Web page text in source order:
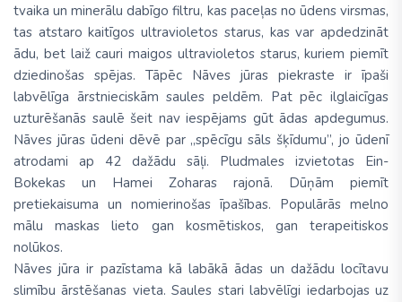
tvaika un minerālu dabīgo filtru, kas paceļas no ūdens virsmas,
tas atstaro kaitīgos ultravioletos starus, kas var apdedzināt
ādu, bet laiž cauri maigos ultravioletos starus, kuriem piemīt
dziedinošas spējas. Tāpēc Nāves jūras piekraste ir īpaši
labvēlīga ārstnieciskām saules peldēm. Pat pēc ilglaicīgas
uzturēšanās saulē šeit nav iespējams gūt ādas apdegumus.
Nāves jūras ūdeni dēvē par „spēcīgu sāls šķīdumu”, jo ūdenī
atrodami ap 42 dažādu sāļi. Pludmales izvietotas Ein-
Bokekas un Hamei Zoharas rajonā. Dūņām piemīt
pretiekaisuma un nomierinošas īpašības. Populārās melno
mālu maskas lieto gan kosmētiskos, gan terapeitiskos
nolūkos.
Nāves jūra ir pazīstama kā labākā ādas un dažādu locītavu
slimību ārstēšanas vieta. Saules stari labvēlīgi iedarbojas uz